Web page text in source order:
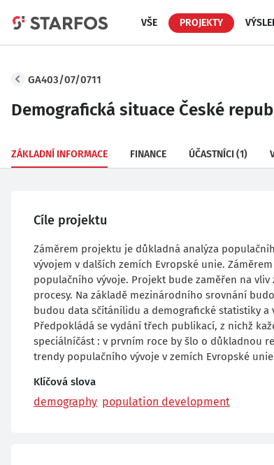
VŠE PROJEKTY
GA403/07/0711
Demografická situace České
ZÁKLADNÍ INFORMACE FINANCE ÚČASTNÍCI (1)
Cíle projektu
Záměrem projektu je důkladná analýza
vývojem v dalších zemích Evropské unie.
populačního vývoje. Projekt bude zaměřen na
procesy. Na základě mezinárodního srovnání
budou data sčítánílidu a demografické statistiky a
Předpokládá se vydání třech publikací, z nichž
speciálníčást : v prvním roce by šlo o důkladnou
trendy populačního vývoje v zemích Evropské
Klíčová slova
demography population development